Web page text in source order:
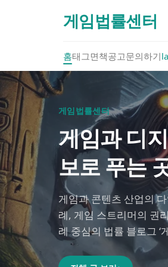
게임법률센터
홈태그면책공고문의하기
게임법률센터
게임과 디
보로 푸는
게임과 콘텐츠 산업의
례, 게임 스트리머의 권
례 중심의 법률 블로그 ‘